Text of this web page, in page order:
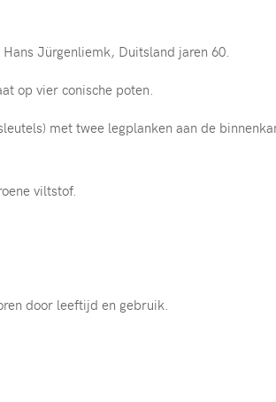
Jürgenliemk, Duitsland jaren 60.
op vier conische poten.
met twee legplanken aan de
viltstof.
door leeftijd en gebruik.